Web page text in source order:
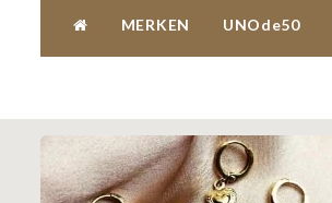
MERKEN UNOde50